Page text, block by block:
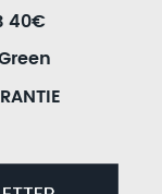
40€